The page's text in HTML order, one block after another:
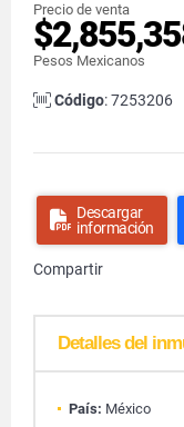
Precio de venta
Pesos Mexicanos
Código: 7253206
Descargar
información
Compartir
Detalles del
País: México